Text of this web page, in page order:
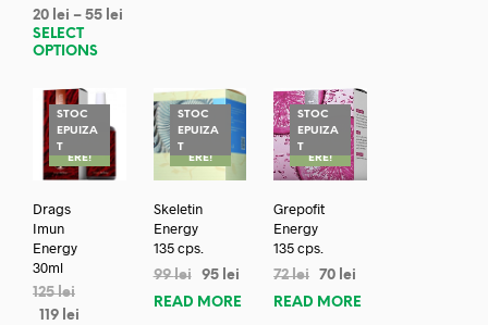
20 lei – 55 lei
SELECT
OPTIONS
STOC
EPUIZA
TREDUC
ERE!
Drags
Imun
Energy
30ml
125lei
119 lei
STOC
EPUIZA
TREDUC
ERE!
Skeletin
Energy
135 cps.
99lei 95 lei
READ MORE
STOC
EPUIZA
TREDUC
ERE!
Grepofit
Energy
135 cps.
72lei 70 lei
READ MORE